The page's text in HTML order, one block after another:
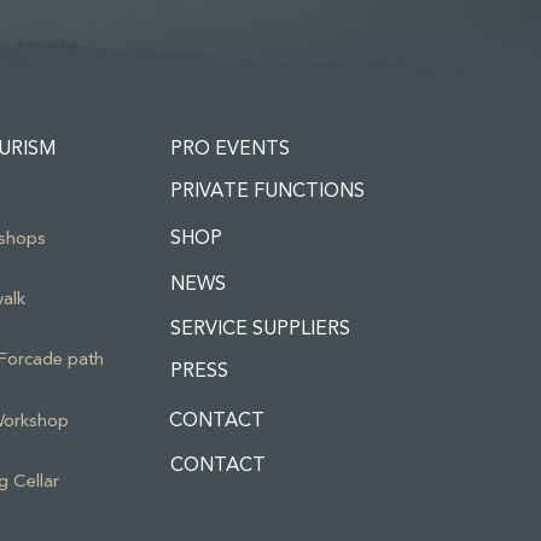
path
Cellar
PRO EVENTS
PRIVATE FUNCTIONS
SHOP
NEWS
SERVICE SUPPLIERS
PRESS
CONTACT
CONTACT